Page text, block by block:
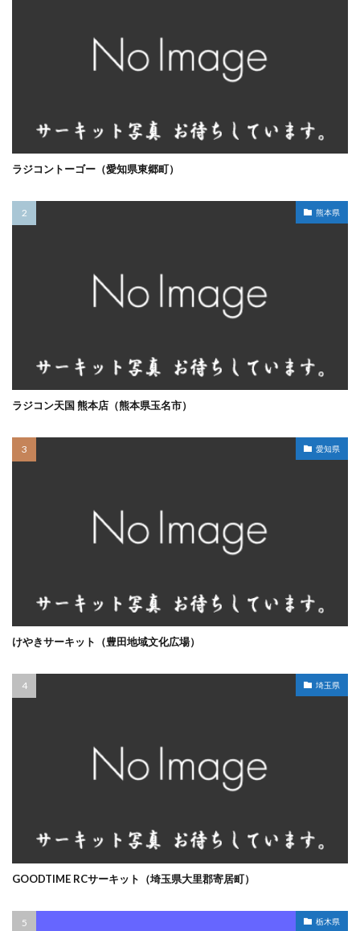
ラジコントーゴー（愛知県東郷町）
熊本県
ラジコン天国 熊本店（熊本県玉名市）
愛知県
けやきサーキット（豊田地域文化広場）
埼玉県
GOODTIME RCサーキット（埼玉県大里郡寄居町）
栃木県